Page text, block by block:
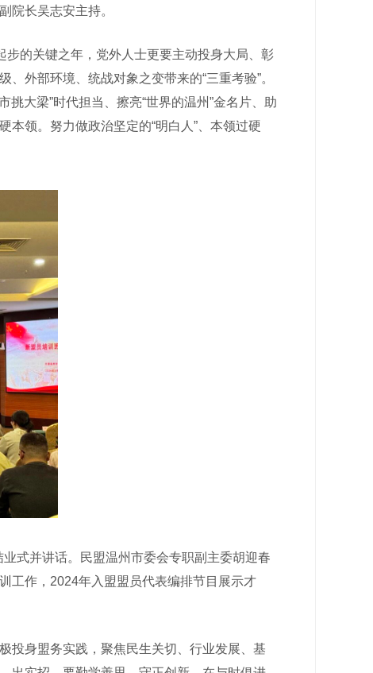
院长吴志安主持。
的关键之年，党外人士更要主动投身大局、彰
外部环境、统战对象之变带来的“三重考验”。
大梁”时代担当、擦亮“世界的温州”金名片、助
领。努力做政治坚定的“明白人”、本领过硬
式并讲话。民盟温州市委会专职副主委胡迎春
工作，2024年入盟盟员代表编排节目展示才
身盟务实践，聚焦民生关切、行业发展、基